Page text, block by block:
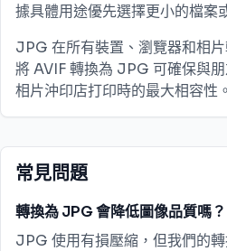
據具體用途優先選擇更小的檔案
JPG 在所有裝置、瀏覽器和相
將 AVIF 轉換為 JPG 可確保與
相片沖印店打印時的最大相容性。
常見問題
轉換為 JPG 會降低圖像品質嗎？
JPG 使用有損壓縮，但我們的